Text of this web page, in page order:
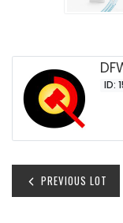
ID:
PREVIOUS LOT